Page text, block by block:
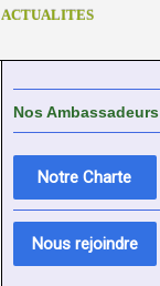
ACTUALITES
Nos Ambassadeurs
Notre Charte
Nous rejoindre